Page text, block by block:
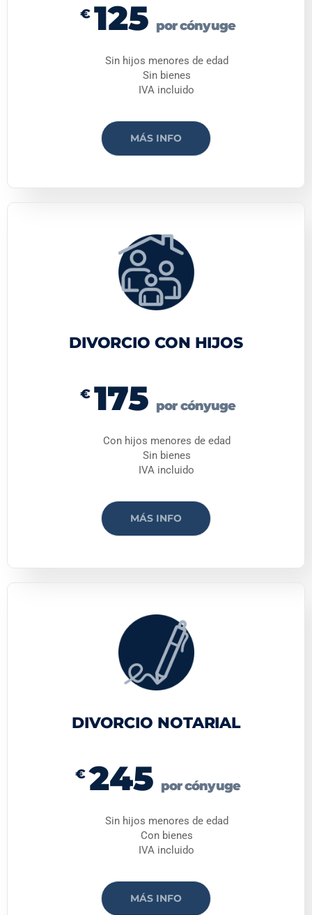
€ 125 por cónyuge
Sin hijos menores de edad
Sin bienes
IVA incluido
MÁS INFO
DIVORCIO CON HIJOS
€ 175 por cónyuge
Con hijos menores de edad
Sin bienes
IVA incluido
MÁS INFO
DIVORCIO NOTARIAL
€ 245 por cónyuge
Sin hijos menores de edad
Con bienes
IVA incluido
MÁS INFO